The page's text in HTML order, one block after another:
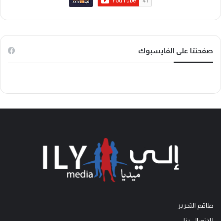
ك
ب
o
k
صفحتنا على الفايسبوك
طاقم التحرير